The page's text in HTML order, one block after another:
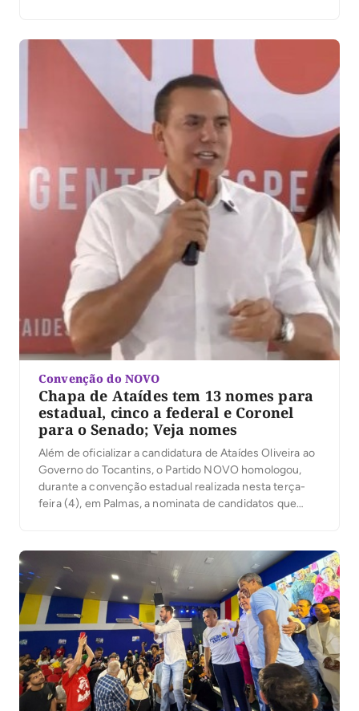
a defesa da trajetória de Laurez e para críticas […]
Convenção do NOVO
Chapa de Ataídes tem 13 nomes para
estadual, cinco a federal e Coronel
para o Senado; Veja nomes
Além de oficializar a candidatura de Ataídes Oliveira ao
Governo do Tocantins, o Partido NOVO homologou,
durante a convenção estadual realizada nesta terça-
feira (4), em Palmas, a nominata de candidatos que
apresentou uma chapa com cinco candidatos a
deputado federal, […]